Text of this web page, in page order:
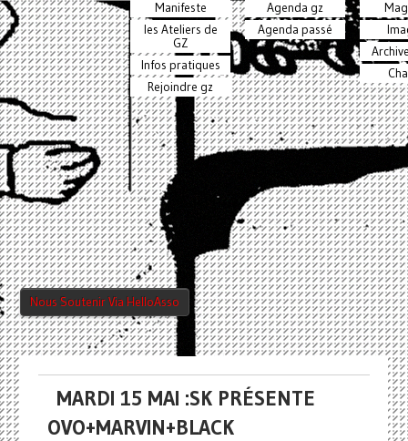
Manifeste
les Ateliers de
GZ
Infos pratiques
Rejoindre gz
Agenda gz
Agenda passé
Nous Soutenir Via HelloAsso
MARDI 15 MAI :SK PRÉSENTE
OVO+MARVIN+BLACK